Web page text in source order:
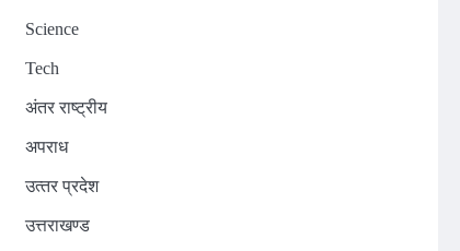
Science
Tech
अंतर राष्ट्रीय
अपराध
उत्‍तर प्रदेश
उत्तराखण्ड